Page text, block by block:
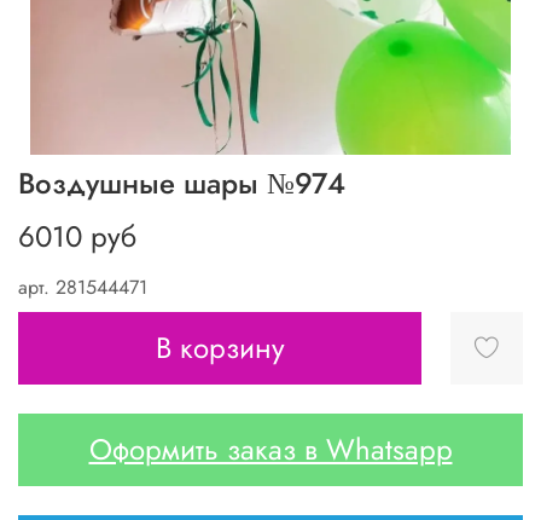
арт. 281544471
Воздушные шары №974
6010 руб
В корзину
Оформить заказ в Whatsapp